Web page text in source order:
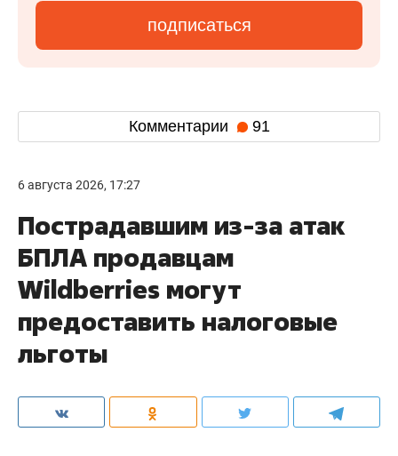
подписаться
Комментарии 91
6 августа 2026, 17:27
Пострадавшим из-за атак
БПЛА продавцам
Wildberries могут
предоставить налоговые
льготы